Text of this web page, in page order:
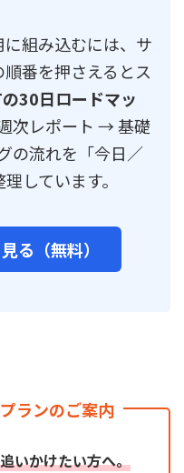
組み込むには、サ
番を押さえるとス
30日ロードマッ
次レポート → 基礎
の流れを「今日／
しています。
る（無料）
ランのご案内
いかけたい方へ。